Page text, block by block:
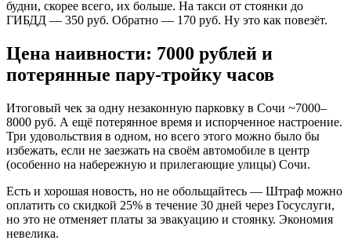
будни, скорее всего, их больше. На такси от стоянки до
ГИБДД — 350 руб. Обратно — 170 руб. Ну это как повезёт.
Цена наивности: 7000 рублей и
потерянные пару-тройку часов
Итоговый чек за одну незаконную парковку в Сочи ~7000–
8000 руб. А ещё потерянное время и испорченное настроение.
Три удовольствия в одном, но всего этого можно было бы
избежать, если не заезжать на своём автомобиле в центр
(особенно на набережную и прилегающие улицы) Сочи.
Есть и хорошая новость, но не обольщайтесь — Штраф можно
оплатить со скидкой 25% в течение 30 дней через Госуслуги,
но это не отменяет платы за эвакуацию и стоянку. Экономия
невелика.